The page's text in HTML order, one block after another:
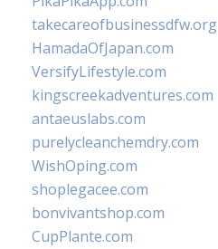
takecareofbusinessdfw.org
HamadaOfJapan.com
VersifyLifestyle.com
kingscreekadventures.com
antaeuslabs.com
purelycleanchemdry.com
WishOping.com
shoplegacee.com
bonvivantshop.com
CupPlante.com